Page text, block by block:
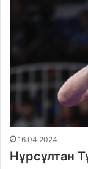
16.04.2024
Нұрсұлтан